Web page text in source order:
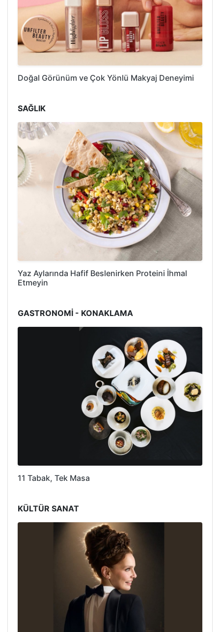
Doğal Görünüm ve Çok Yönlü Makyaj Deneyimi
SAĞLIK
Yaz Aylarında Hafif Beslenirken Proteini İhmal
Etmeyin
GASTRONOMİ - KONAKLAMA
11 Tabak, Tek Masa
KÜLTÜR SANAT